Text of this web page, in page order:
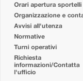
Orari apertura sportelli
Organizzazione e
Avvisi all'utenza
Normative
Turni operativi
Richiesta
informazioni/Contatta
l'ufficio